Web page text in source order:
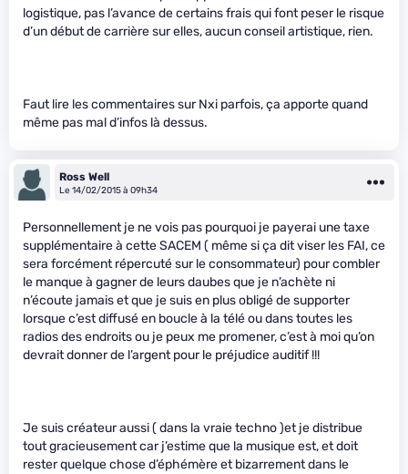
logistique, pas l’avance de certains frais qui font peser le risque
d’un début de carrière sur elles, aucun conseil artistique, rien.
Faut lire les commentaires sur Nxi parfois, ça apporte quand
même pas mal d’infos là dessus.
Ross Well
Le 14/02/2015 à 09h34
Personnellement je ne vois pas pourquoi je payerai une taxe
supplémentaire à cette SACEM ( même si ça dit viser les FAI, ce
sera forcément répercuté sur le consommateur) pour combler
le manque à gagner de leurs daubes que je n’achète ni
n’écoute jamais et que je suis en plus obligé de supporter
lorsque c’est diffusé en boucle à la télé ou dans toutes les
radios des endroits ou je peux me promener, c’est à moi qu’on
devrait donner de l’argent pour le préjudice auditif !!!
Je suis créateur aussi ( dans la vraie techno )et je distribue
tout gracieusement car j’estime que la musique est, et doit
rester quelque chose d’éphémère et bizarrement dans le